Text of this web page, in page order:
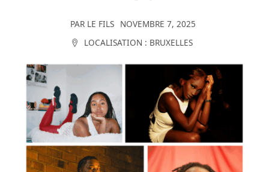
PAR LE FILS
NOVEMBRE 7, 2025
LOCALISATION : BRUXELLES